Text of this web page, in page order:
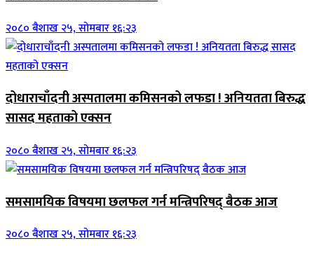
२०८० बैशाख २५, सोमबार १६:२३
दोधाराचाँदनी अस्पतालमा कमिसनको लफडा ! अनियतता बिरुद्ध
सासद महताको एक्सन
२०८० बैशाख २५, सोमबार १६:२३
समसामयिक विषयमा छलफल गर्न मन्त्रिपरिषद् बैठक आज
२०८० बैशाख २५, सोमबार १६:२३